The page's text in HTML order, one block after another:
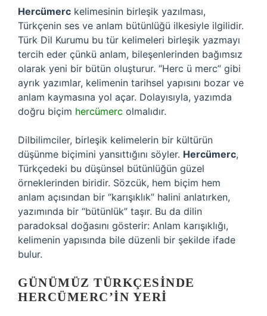
Hercümerc kelimesinin birleşik yazılması,
Türkçenin ses ve anlam bütünlüğü ilkesiyle ilgilidir.
Türk Dil Kurumu bu tür kelimeleri birleşik yazmayı
tercih eder çünkü anlam, bileşenlerinden bağımsız
olarak yeni bir bütün oluşturur. “Herc ü merc” gibi
ayrık yazımlar, kelimenin tarihsel yapısını bozar ve
anlam kaymasına yol açar. Dolayısıyla, yazımda
doğru biçim hercümerc olmalıdır.
Dilbilimciler, birleşik kelimelerin bir kültürün
düşünme biçimini yansıttığını söyler. Hercümerc,
Türkçedeki bu düşünsel bütünlüğün güzel
örneklerinden biridir. Sözcük, hem biçim hem
anlam açısından bir “karışıklık” halini anlatırken,
yazımında bir “bütünlük” taşır. Bu da dilin
paradoksal doğasını gösterir: Anlam karışıklığı,
kelimenin yapısında bile düzenli bir şekilde ifade
bulur.
GÜNÜMÜZ TÜRKÇESINDE
HERCÜMERC’IN YERI